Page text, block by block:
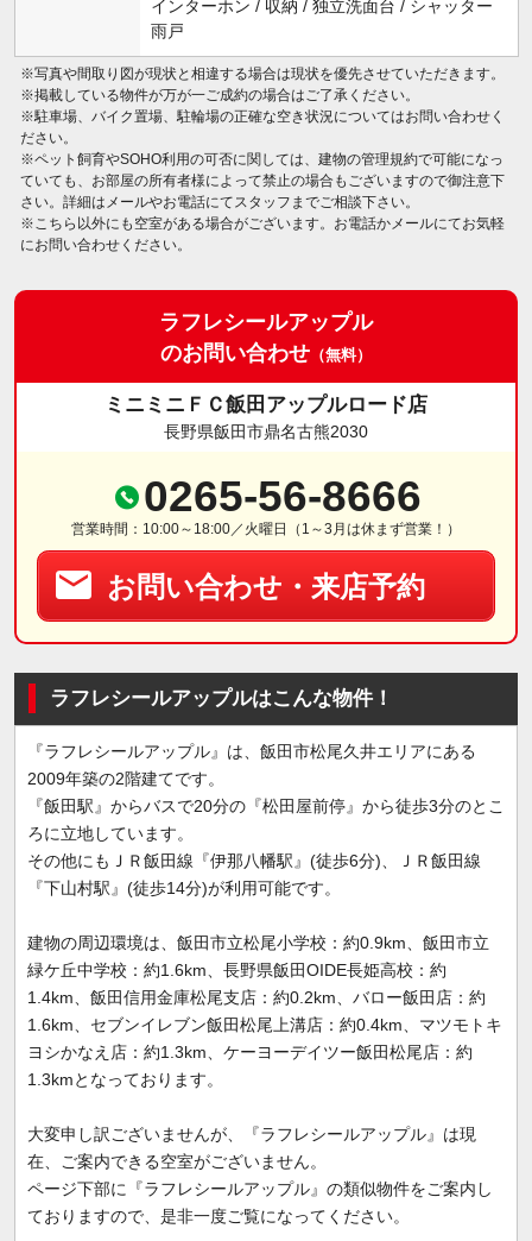
インターホン / 収納 / 独立洗面台 / シャッター
雨戸
※写真や間取り図が現状と相違する場合は現状を優先させていただきます。
※掲載している物件が万が一ご成約の場合はご了承ください。
※駐車場、バイク置場、駐輪場の正確な空き状況についてはお問い合わせく
ださい。
※ペット飼育やSOHO利用の可否に関しては、建物の管理規約で可能になっ
ていても、お部屋の所有者様によって禁止の場合もございますので御注意下
さい。詳細はメールやお電話にてスタッフまでご相談下さい。
※こちら以外にも空室がある場合がございます。お電話かメールにてお気軽
にお問い合わせください。
ラフレシールアップル
のお問い合わせ （無料）
ミニミニＦＣ飯田アップルロード店
長野県飯田市鼎名古熊2030
0265-56-8666
営業時間：10:00～18:00／火曜日（1～3月は休まず営業！）
お問い合わせ・来店予約
ラフレシールアップルはこんな物件！
『ラフレシールアップル』は、飯田市松尾久井エリアにある
2009年築の2階建てです。
『飯田駅』からバスで20分の『松田屋前停』から徒歩3分のとこ
ろに立地しています。
その他にもＪＲ飯田線『伊那八幡駅』(徒歩6分)、ＪＲ飯田線
『下山村駅』(徒歩14分)が利用可能です。
建物の周辺環境は、飯田市立松尾小学校：約0.9km、飯田市立
緑ケ丘中学校：約1.6km、長野県飯田OIDE長姫高校：約
1.4km、飯田信用金庫松尾支店：約0.2km、バロー飯田店：約
1.6km、セブンイレブン飯田松尾上溝店：約0.4km、マツモトキ
ヨシかなえ店：約1.3km、ケーヨーデイツー飯田松尾店：約
1.3kmとなっております。
大変申し訳ございませんが、『ラフレシールアップル』は現
在、ご案内できる空室がございません。
ページ下部に『ラフレシールアップル』の類似物件をご案内し
ておりますので、是非一度ご覧になってください。